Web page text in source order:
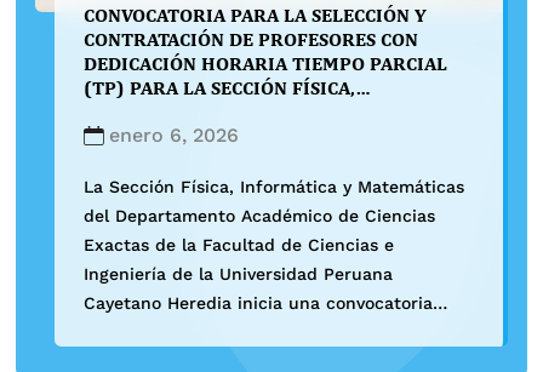
CONVOCATORIA PARA LA SELECCIÓN Y
CONTRATACIÓN DE PROFESORES CON
DEDICACIÓN HORARIA TIEMPO PARCIAL
(TP) PARA LA SECCIÓN FÍSICA,
DEPARTAMENTO ACADÉMICO DE CIENCIAS
INGENIERÍA
enero 6, 2026
La Sección Física, Informática y Matemáticas
del Departamento Académico de Ciencias
Exactas de la Facultad de Ciencias e
Ingeniería de la Universidad Peruana
Cayetano Heredia inicia una convocatoria